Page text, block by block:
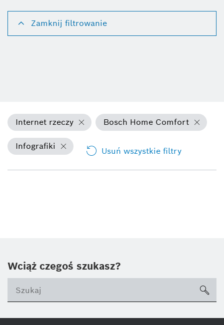
Zamknij filtrowanie
Internet rzeczy Bosch Home Comfort
Infografiki Usuń wszystkie filtry
Wciąż czegoś szukasz?